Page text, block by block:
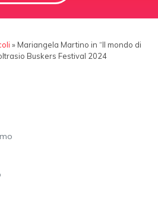
» Mariangela Martino in “Il mondo di
Buskers Festival 2024